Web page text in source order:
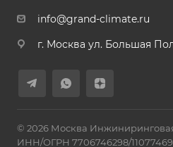
info@grand-climate.ru
г. Москва ул. Большая
© 2026 Москва
ИНН/ОГРН 7706746298/